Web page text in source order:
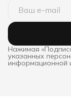
Нажимая
указанных
информационной